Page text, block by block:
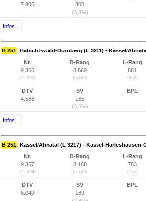
7.906
300
(3,8%)
Infos...
B 251 Habichtswald-Dörnberg (L 3211) - Kassel/
Nr.
9.366
(11.093)
B-Rang
8.869
(6.469)
L-Rang
861
(842)
DTV
4.586
SV
165
(3,6%)
BPL
Infos...
B 251 Kassel/Ahnatal (L 3217) - Kassel-Harleshausen-
Nr.
9.367
(11.094)
B-Rang
8.168
(5.769)
L-Rang
783
(765)
DTV
6.049
SV
169
BPL